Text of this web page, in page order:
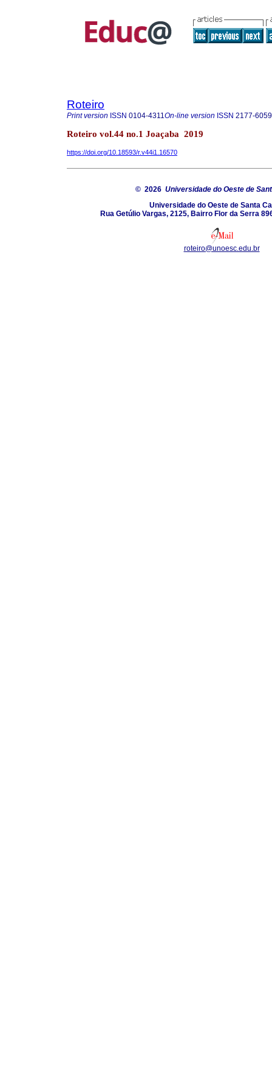
Roteiro
Print version ISSN 0104-4311On-line version ISSN 2177-6059
Roteiro vol.44 no.1 Joaçaba 2019
https://doi.org/10.18593/r.v44i1.16570
© 2026 Universidade do Oeste de
Universidade do Oeste de Santa
Rua Getúlio Vargas, 2125, Bairro Flor da Serra
roteiro@unoesc.edu.br